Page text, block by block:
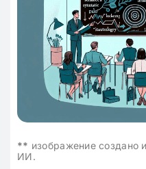
** изображение создано
ИИ.